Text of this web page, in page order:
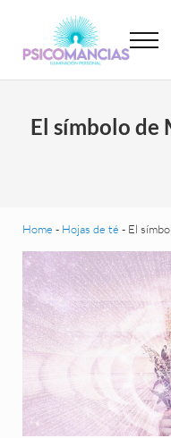
Psicomancias
Menu
El símbolo de
Home - Hojas de té - El